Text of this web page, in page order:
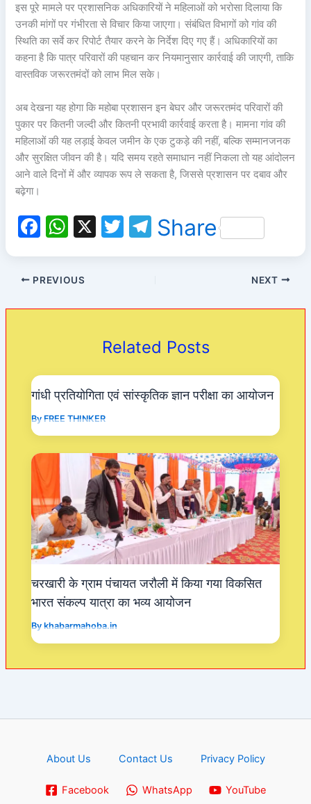
इस पूरे मामले पर प्रशासनिक अधिकारियों ने महिलाओं को भरोसा दिलाया कि
उनकी मांगों पर गंभीरता से विचार किया जाएगा। संबंधित विभागों को गांव की
स्थिति का सर्वे कर रिपोर्ट तैयार करने के निर्देश दिए गए हैं। अधिकारियों का
कहना है कि पात्र परिवारों की पहचान कर नियमानुसार कार्रवाई की जाएगी, ताकि
वास्तविक जरूरतमंदों को लाभ मिल सके।
अब देखना यह होगा कि महोबा प्रशासन इन बेघर और जरूरतमंद परिवारों की
पुकार पर कितनी जल्दी और कितनी प्रभावी कार्रवाई करता है। मामना गांव की
महिलाओं की यह लड़ाई केवल जमीन के एक टुकड़े की नहीं, बल्कि सम्मानजनक
और सुरक्षित जीवन की है। यदि समय रहते समाधान नहीं निकला तो यह आंदोलन
आने वाले दिनों में और व्यापक रूप ले सकता है, जिससे प्रशासन पर दबाव और
बढ़ेगा।
F
c
e
b
k
W
at
s
A
X
T
T
a
m
Share
PREVIOUS NEXT
Related Posts
गांधी प्रतियोगिता एवं सांस्कृतिक ज्ञान परीक्षा का आयोजन
By FREE THINKER
चरखारी के ग्राम पंचायत जरौली में किया गया विकसित
भारत संकल्प यात्रा का भव्य आयोजन
Bykhabarmahoba.in
About Us Contact Us Privacy Policy
Facebook WhatsApp YouTube